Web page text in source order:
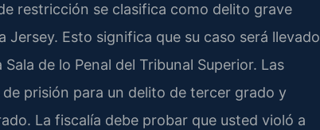
restricción se clasifica como delito grave
Jersey. Esto significa que su caso será llevado
de lo Penal del Tribunal Superior. Las
prisión para un delito de tercer grado y
La fiscalía debe probar que usted violó a